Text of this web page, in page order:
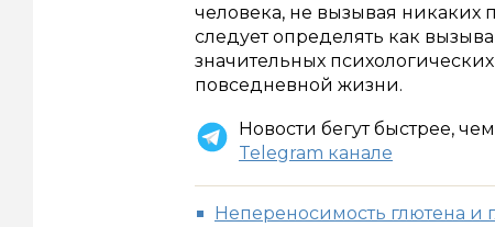
человека, не вызывая никаких
следует определять как
значительных
повседневной жизни.
Новости бегут быстрее,
Telegram канале
Непереносимость глютена и